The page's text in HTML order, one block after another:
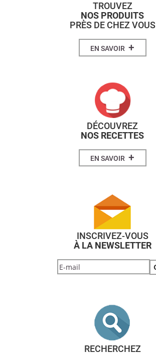
TROUVEZ
NOS PRODUITS
PRÈS DE CHEZ VOUS
EN SAVOIR +
DÉCOUVREZ
NOS RECETTES
EN SAVOIR +
INSCRIVEZ-VOUS
À LA NEWSLETTER
RECHERCHEZ